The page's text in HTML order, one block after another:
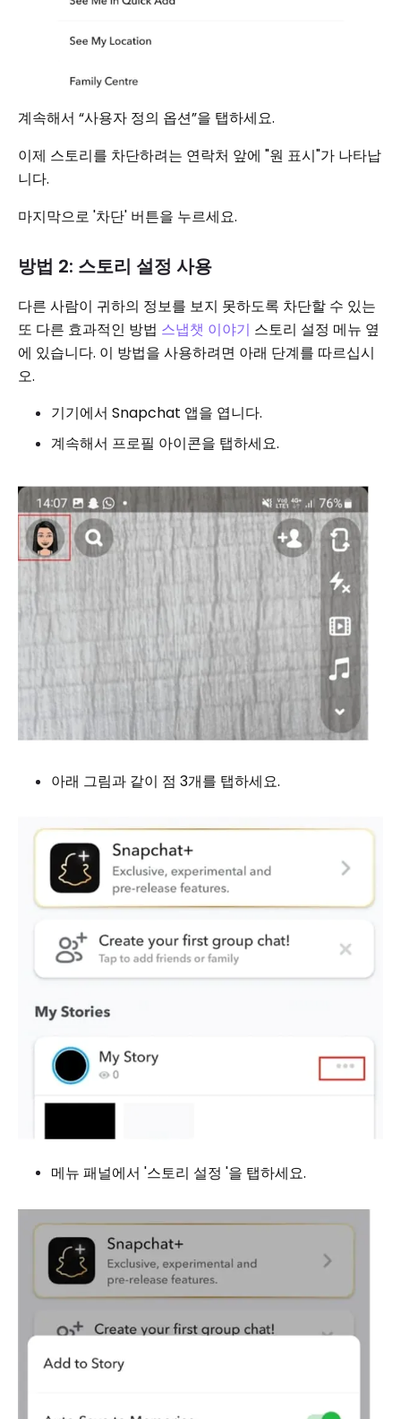
계속해서 “사용자 정의 옵션”을 탭하세요.
이제 스토리를 차단하려는 연락처 앞에 "원 표시"가 나타납
니다.
마지막으로 '차단' 버튼을 누르세요.
방법 2: 스토리 설정 사용
다른 사람이 귀하의 정보를 보지 못하도록 차단할 수 있는
또 다른 효과적인 방법 스냅챗 이야기 스토리 설정 메뉴 옆
에 있습니다. 이 방법을 사용하려면 아래 단계를 따르십시
오.
기기에서 Snapchat 앱을 엽니다.
계속해서 프로필 아이콘을 탭하세요.
아래 그림과 같이 점 3개를 탭하세요.
메뉴 패널에서 '스토리 설정 '을 탭하세요.